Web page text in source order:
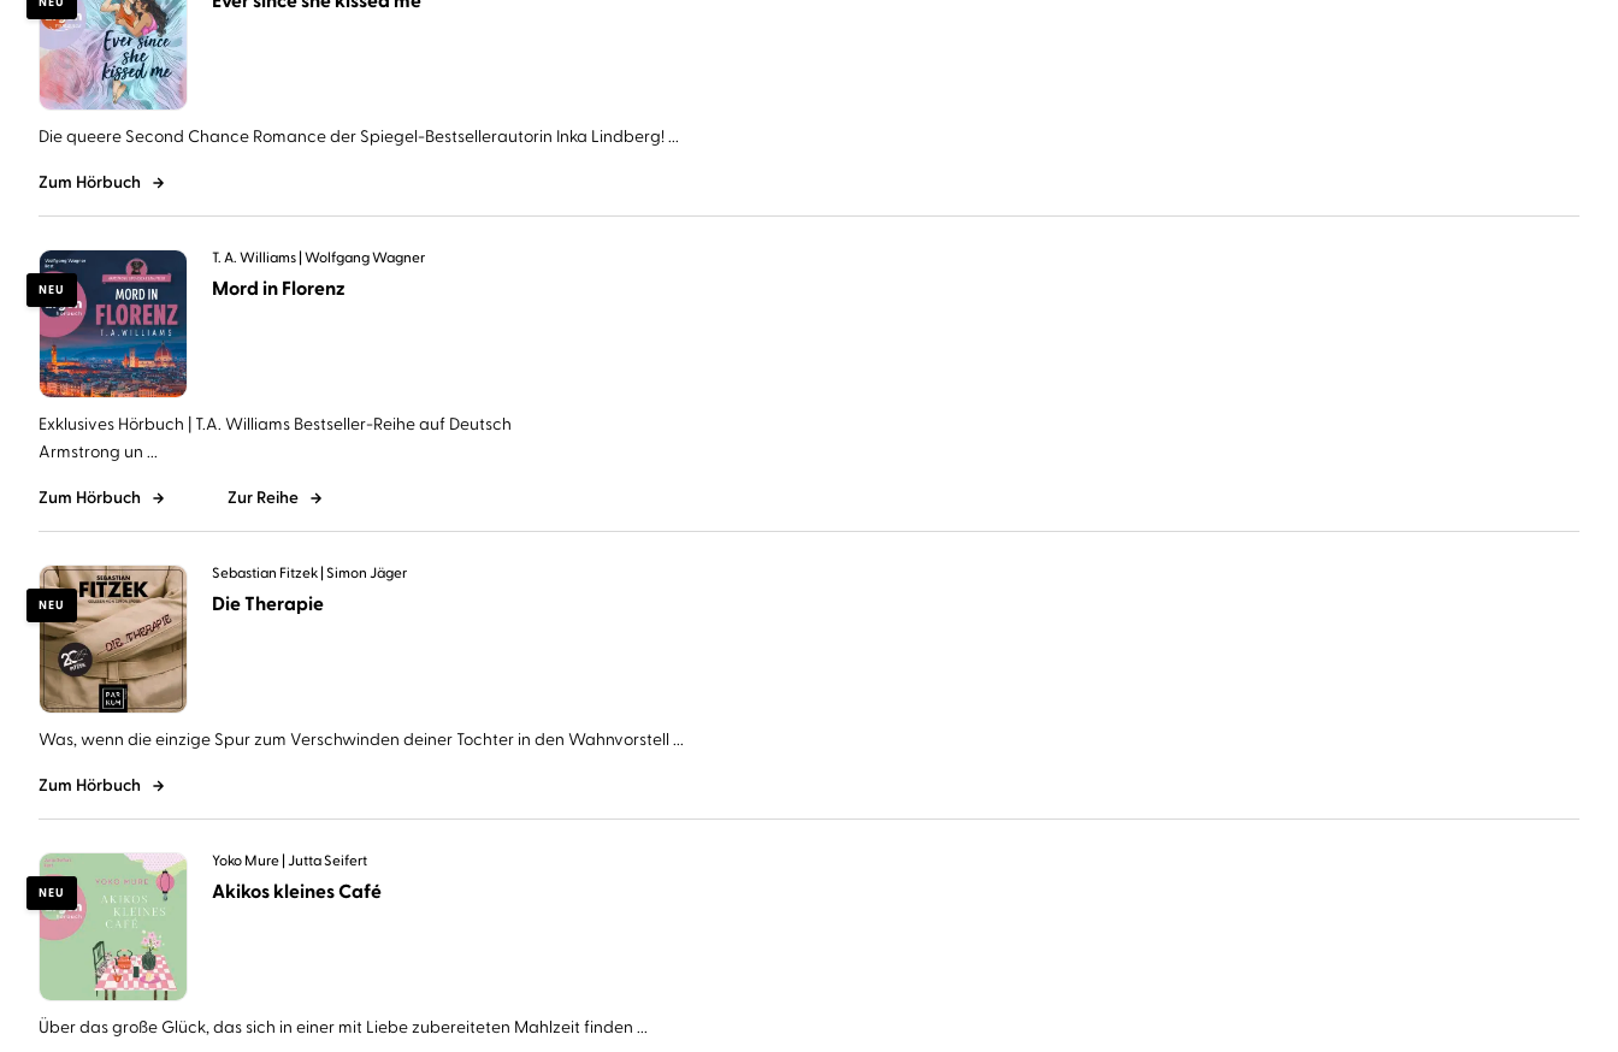
Die queere Second Chance Romance der Spiegel-Bestsellerautorin Inka Lindberg! ...
Zum Hörbuch
NEU
T. A. Williams Wolfgang Wagner
Mord in Florenz
Exklusives Hörbuch | T.A. Williams Bestseller-Reihe auf Deutsch
Armstrong un ...
Zum Hörbuch Zur Reihe
NEU
Sebastian Fitzek Simon Jäger
Die Therapie
Was, wenn die einzige Spur zum Verschwinden deiner Tochter in den Wahnvorstell ...
Zum Hörbuch
NEU
Yoko Mure Jutta Seifert
Akikos kleines Café
Über das große Glück, das sich in einer mit Liebe zubereiteten Mahlzeit finden ...